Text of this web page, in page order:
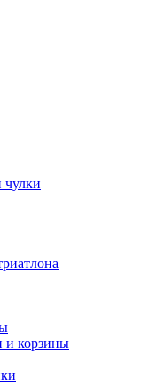
чулки
и корзины